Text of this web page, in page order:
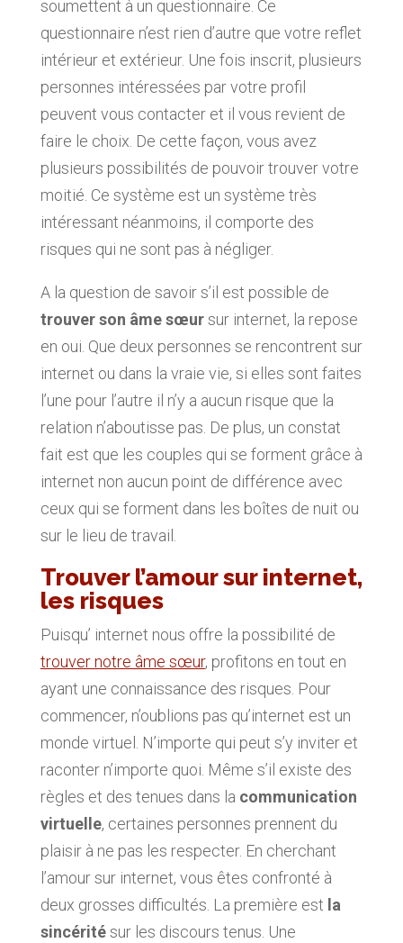
soumettent à un questionnaire. Ce
questionnaire n’est rien d’autre que votre reflet
intérieur et extérieur. Une fois inscrit, plusieurs
personnes intéressées par votre profil
peuvent vous contacter et il vous revient de
faire le choix. De cette façon, vous avez
plusieurs possibilités de pouvoir trouver votre
moitié. Ce système est un système très
intéressant néanmoins, il comporte des
risques qui ne sont pas à négliger.
A la question de savoir s’il est possible de
trouver son âme sœursur internet, la repose
en oui. Que deux personnes se rencontrent sur
internet ou dans la vraie vie, si elles sont faites
l’une pour l’autre il n’y a aucun risque que la
relation n’aboutisse pas. De plus, un constat
fait est que les couples qui se forment grâce à
internet non aucun point de différence avec
ceux qui se forment dans les boîtes de nuit ou
sur le lieu de travail.
Trouver l’amour sur internet,
les risques
Puisqu’ internet nous offre la possibilité de
trouver notre âme sœur, profitons en tout en
ayant une connaissance des risques. Pour
commencer, n’oublions pas qu’internet est un
monde virtuel. N’importe qui peut s’y inviter et
raconter n’importe quoi. Même s’il existe des
règles et des tenues dans la communication
virtuelle, certaines personnes prennent du
plaisir à ne pas les respecter. En cherchant
l’amour sur internet, vous êtes confronté à
deux grosses difficultés. La première est la
sincéritésur les discours tenus. Une